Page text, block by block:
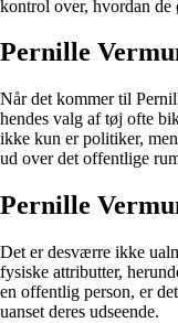
kontrol over, hvordan
Pernille
Når det kommer til
hendes valg af tøj ofte
ikke kun er politiker,
ud over det offentlige
Pernille
Det er desværre ikke
fysiske attributter,
en offentlig person, er
uanset deres udseende.